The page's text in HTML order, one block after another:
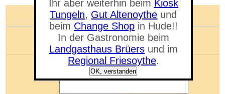
Ihr aber weiterhin beim Kiosk
Tungeln, Gut Altenoythe und
beim Change Shopin Hude!!
In der Gastronomie beim
Landgasthaus Brüersund im
Regional Friesoythe.
OK, verstanden
🛒 Warenkorb anzeigen
Anzahl der Artikel: 0
Gesamtwert: 0,00 €
Artikel suchen